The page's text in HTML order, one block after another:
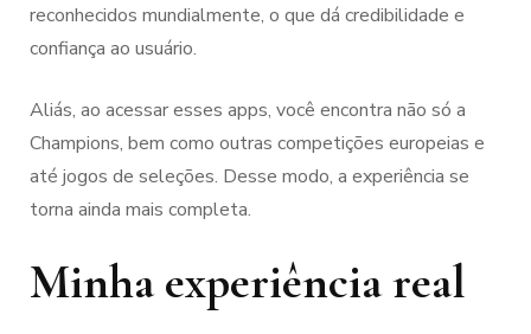
reconhecidos mundialmente, o que dá credibilidade e
confiança ao usuário.
Aliás, ao acessar esses apps, você encontra não só a
Champions, bem como outras competições europeias e
até jogos de seleções. Desse modo, a experiência se
torna ainda mais completa.
Minha experiência real